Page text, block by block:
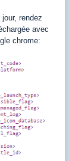
rendez
avec
chrome: